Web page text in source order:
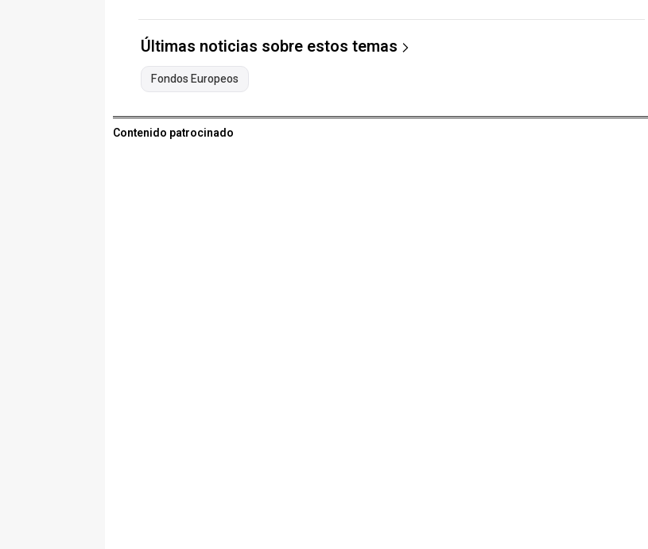
Últimas noticias sobre estos temas
Fondos Europeos
Contenido patrocinado